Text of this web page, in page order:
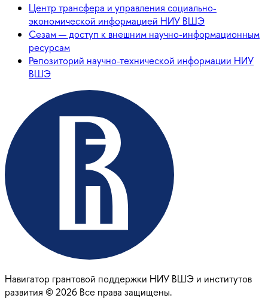
Центр трансфера и управления социально-
экономической информацией НИУ ВШЭ
Сезам — доступ к внешним научно-информационным
ресурсам
Репозиторий научно-технической информации НИУ
ВШЭ
Навигатор грантовой поддержки НИУ ВШЭ и институтов
развития ©2026 Все права защищены.